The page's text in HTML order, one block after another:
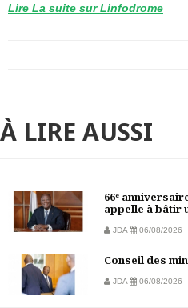
Lire La suite sur Linfodrome
À LIRE AUSSI
66ᵉ
appelle à bâtir
JDA 06/08/2026
Conseil des
JDA 06/08/2026